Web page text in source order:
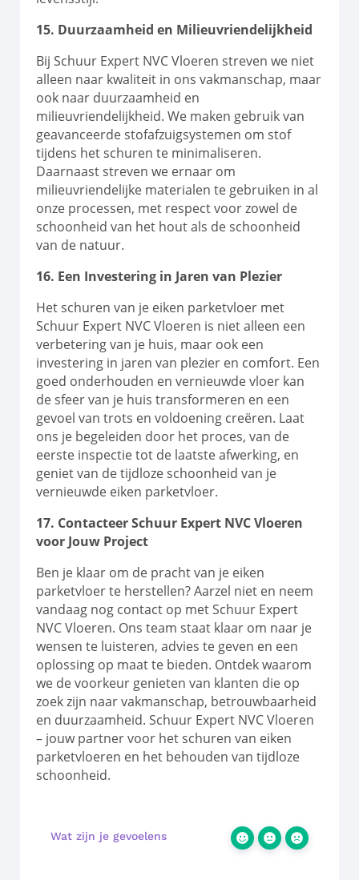
15. Duurzaamheid en Milieuvriendelijkheid
Bij Schuur Expert NVC Vloeren streven we niet
alleen naar kwaliteit in ons vakmanschap, maar
ook naar duurzaamheid en
milieuvriendelijkheid. We maken gebruik van
geavanceerde stofafzuigsystemen om stof
tijdens het schuren te minimaliseren.
Daarnaast streven we ernaar om
milieuvriendelijke materialen te gebruiken in al
onze processen, met respect voor zowel de
schoonheid van het hout als de schoonheid
van de natuur.
16. Een Investering in Jaren van Plezier
Het schuren van je eiken parketvloer met
Schuur Expert NVC Vloeren is niet alleen een
verbetering van je huis, maar ook een
investering in jaren van plezier en comfort. Een
goed onderhouden en vernieuwde vloer kan
de sfeer van je huis transformeren en een
gevoel van trots en voldoening creëren. Laat
ons je begeleiden door het proces, van de
eerste inspectie tot de laatste afwerking, en
geniet van de tijdloze schoonheid van je
vernieuwde eiken parketvloer.
17. Contacteer Schuur Expert NVC Vloeren
voor Jouw Project
Ben je klaar om de pracht van je eiken
parketvloer te herstellen? Aarzel niet en neem
vandaag nog contact op met Schuur Expert
NVC Vloeren. Ons team staat klaar om naar je
wensen te luisteren, advies te geven en een
oplossing op maat te bieden. Ontdek waarom
we de voorkeur genieten van klanten die op
zoek zijn naar vakmanschap, betrouwbaarheid
en duurzaamheid. Schuur Expert NVC Vloeren
– jouw partner voor het schuren van eiken
parketvloeren en het behouden van tijdloze
schoonheid.
Wat zijn je gevoelens